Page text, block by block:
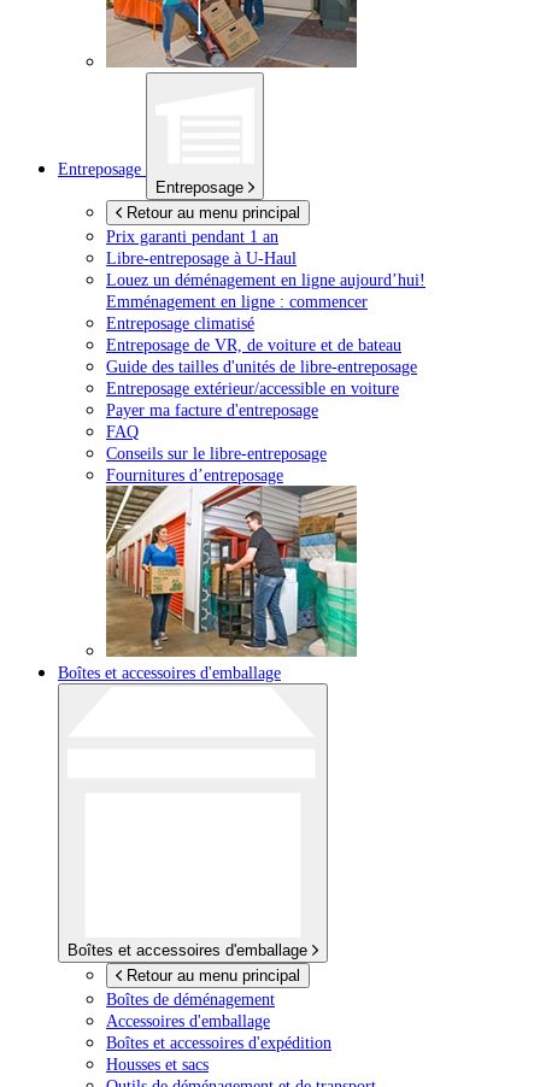
Entreposage
Entreposage
Retour au menu principal
Prix garanti pendant 1 an
Libre-entreposage à U-Haul
Louez un déménagement en ligne aujourd’hui!
Emménagement en ligne : commencer
Entreposage climatisé
Entreposage de VR, de voiture et de bateau
Guide des tailles d'unités de libre-entreposage
Entreposage extérieur/accessible en voiture
Payer ma facture d'entreposage
FAQ
Conseils sur le libre-entreposage
Fournitures d’entreposage
Boîtes et accessoires d'emballage
Boîtes et accessoires d'emballage
Retour au menu principal
Boîtes de déménagement
Accessoires d'emballage
Boîtes et accessoires d'expédition
Housses et sacs